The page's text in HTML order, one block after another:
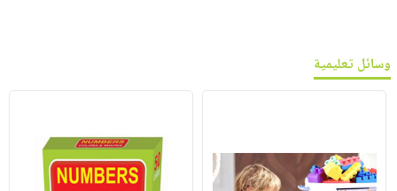
وسائل تعليمية